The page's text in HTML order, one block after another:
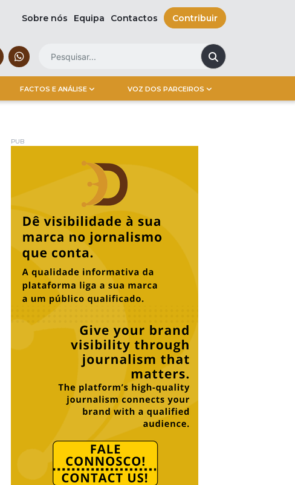
Sobre nós Equipa Contactos Contribuir
FACTOS E ANÁLISE VOZ DOS PARCEIROS
PUB